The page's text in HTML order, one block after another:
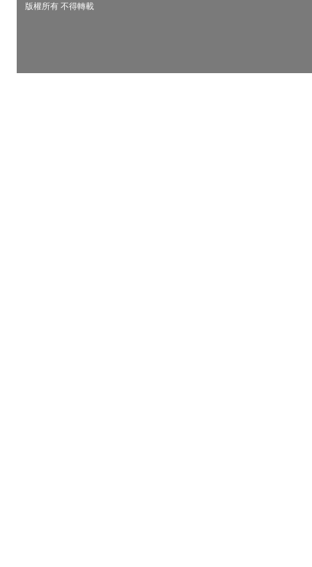
版權所有 不得轉載